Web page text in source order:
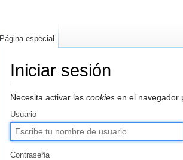
Iniciar sesión
Necesita activar las cookies en el navegador
Usuario
Contraseña
Página especial